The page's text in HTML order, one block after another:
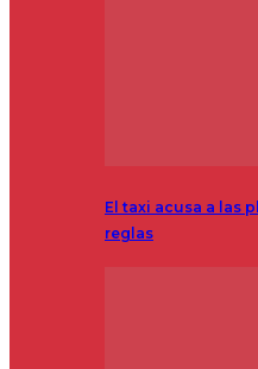
El taxi acusa a las
reglas